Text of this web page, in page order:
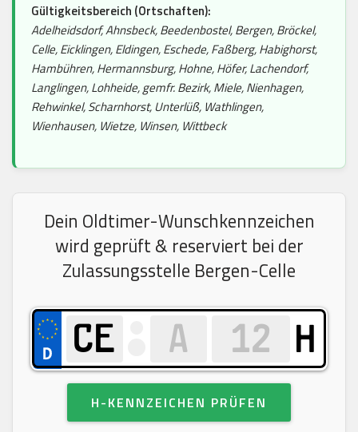
Gültigkeitsbereich (Ortschaften):
Adelheidsdorf, Ahnsbeck, Beedenbostel, Bergen, Bröckel,
Celle, Eicklingen, Eldingen, Eschede, Faßberg, Habighorst,
Hambühren, Hermannsburg, Hohne, Höfer, Lachendorf,
Langlingen, Lohheide, gemfr. Bezirk, Miele, Nienhagen,
Rehwinkel, Scharnhorst, Unterlüß, Wathlingen,
Wienhausen, Wietze, Winsen, Wittbeck
Dein Oldtimer-Wunschkennzeichen
wird geprüft & reserviert bei der
Zulassungsstelle Bergen-Celle
H
H-KENNZEICHEN PRÜFEN